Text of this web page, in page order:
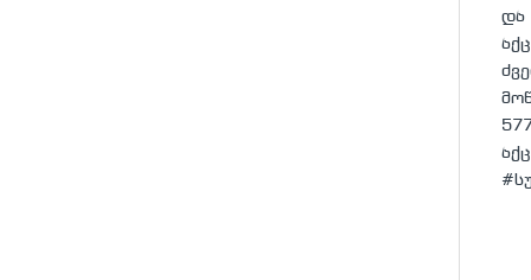
და